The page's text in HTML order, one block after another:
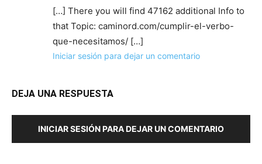
[…] There you will find 47162 additional Info to
that Topic: caminord.com/cumplir-el-verbo-
que-necesitamos/ […]
Iniciar sesión para dejar un comentario
DEJA UNA RESPUESTA
INICIAR SESIÓN PARA DEJAR UN COMENTARIO